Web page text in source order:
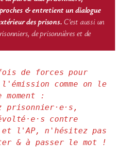
& entretient un dialogue
des prisons. C’est aussi un
de prisonnières et de
de forces pour
comme on le
moment :
prisonnier·e·s,
contre
et l'AP, n'hésitez pas
& à passer le mot !